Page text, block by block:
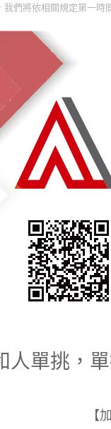
們將依相關規定第一時
人單挑，
【